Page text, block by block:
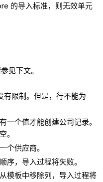
的导入标准，则无效单元
见下文。
有限制。但是，行不能为
一个值才能创建公司记录。
。
个供应商。
序，导入过程将失败。
模板中移除列，导入过程将